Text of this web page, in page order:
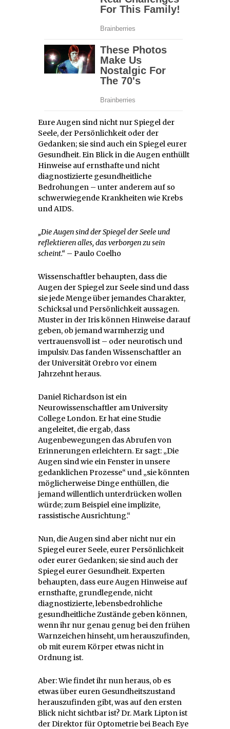
Eure Augen sind nicht nur Spiegel der
Seele, der Persönlichkeit oder der
Gedanken; sie sind auch ein Spiegel eurer
Gesundheit. Ein Blick in die Augen enthüllt
Hinweise auf ernsthafte und nicht
diagnostizierte gesundheitliche
Bedrohungen – unter anderem auf so
schwerwiegende Krankheiten wie Krebs
und AIDS.
„Die Augen sind der Spiegel der Seele und
reflektieren alles, das verborgen zu sein
scheint.“ – Paulo Coelho
Wissenschaftler behaupten, dass die
Augen der Spiegel zur Seele sind und dass
sie jede Menge über jemandes Charakter,
Schicksal und Persönlichkeit aussagen.
Muster in der Iris können Hinweise darauf
geben, ob jemand warmherzig und
vertrauensvoll ist – oder neurotisch und
impulsiv. Das fanden Wissenschaftler an
der Universität Orebro vor einem
Jahrzehnt heraus.
Daniel Richardson ist ein
Neurowissenschaftler am University
College London. Er hat eine Studie
angeleitet, die ergab, dass
Augenbewegungen das Abrufen von
Erinnerungen erleichtern. Er sagt: „Die
Augen sind wie ein Fenster in unsere
gedanklichen Prozesse“ und „sie könnten
möglicherweise Dinge enthüllen, die
jemand willentlich unterdrücken wollen
würde; zum Beispiel eine implizite,
rassistische Ausrichtung.“
Nun, die Augen sind aber nicht nur ein
Spiegel eurer Seele, eurer Persönlichkeit
oder eurer Gedanken; sie sind auch der
Spiegel eurer Gesundheit. Experten
behaupten, dass eure Augen Hinweise auf
ernsthafte, grundlegende, nicht
diagnostizierte, lebensbedrohliche
gesundheitliche Zustände geben können,
wenn ihr nur genau genug bei den frühen
Warnzeichen hinseht, um herauszufinden,
ob mit eurem Körper etwas nicht in
Ordnung ist.
Aber: Wie findet ihr nun heraus, ob es
etwas über euren Gesundheitszustand
herauszufinden gibt, was auf den ersten
Blick nicht sichtbar ist? Dr. Mark Lipton ist
der Direktor für Optometrie bei Beach Eye